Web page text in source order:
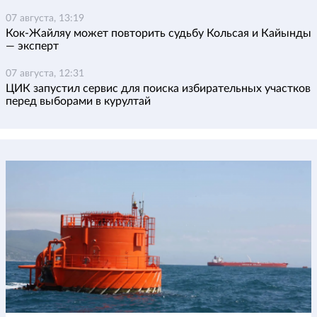
07 августа, 13:19
Кок-Жайляу может повторить судьбу Кольсая и Кайынды
— эксперт
07 августа, 12:31
ЦИК запустил сервис для поиска избирательных участков
перед выборами в курултай